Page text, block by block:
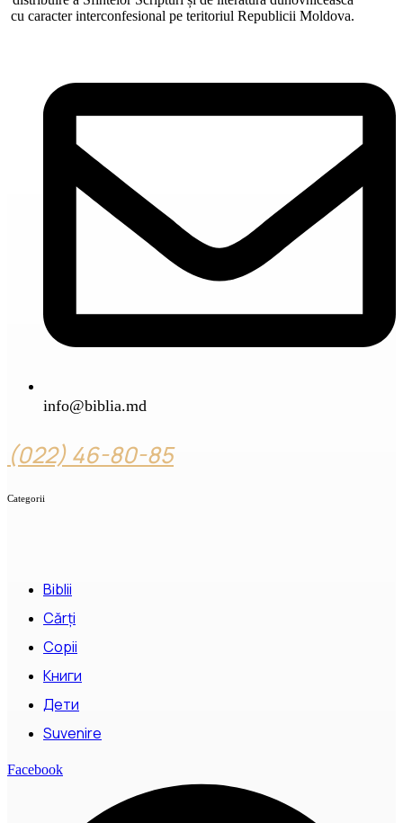
cu caracter interconfesional pe teritoriul Republicii Moldova.
info@biblia.md
(022) 46-80-85
Categorii
Biblii
Cărți
Copii
Книги
Дети
Suvenire
Facebook